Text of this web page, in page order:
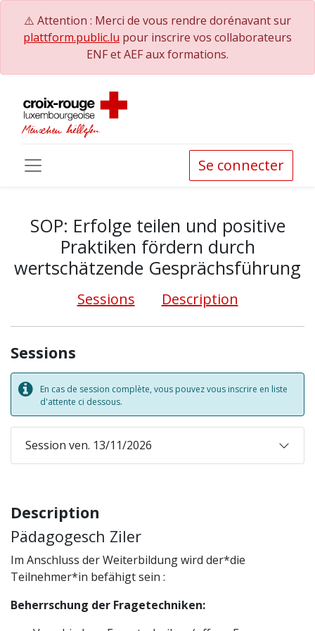
⚠️ Attention : Merci de vous rendre dorénavant sur
plattform.public.lu pour inscrire vos collaborateurs
ENF et AEF aux formations.
Se connecter
SOP: Erfolge teilen und positive
Praktiken fördern durch
wertschätzende Gesprächsführung
Sessions Description
Sessions
En cas de session complète, vous pouvez vous inscrire en liste
d'attente ci dessous.
Session ven. 13/11/2026
Description
Pädagogesch Ziler
Im Anschluss der Weiterbildung wird der*die
Teilnehmer*in befähigt sein :
Beherrschung der Fragetechniken: